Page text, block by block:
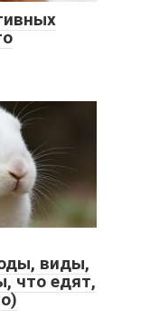
виды,
что едят,